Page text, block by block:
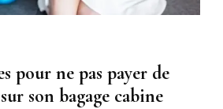
pour ne pas payer de
son bagage cabine